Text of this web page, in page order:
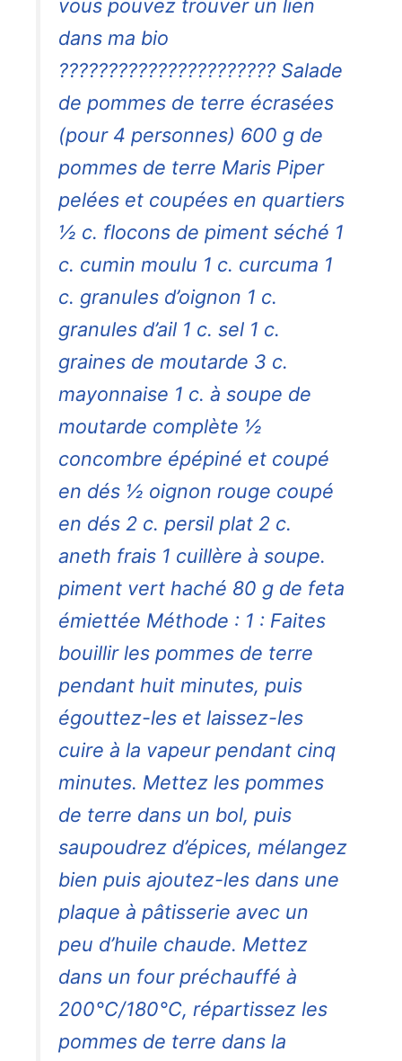
vous pouvez trouver un lien
dans ma bio
?????????????????????? Salade
de pommes de terre écrasées
(pour 4 personnes) 600 g de
pommes de terre Maris Piper
pelées et coupées en quartiers
½ c. flocons de piment séché 1
c. cumin moulu 1 c. curcuma 1
c. granules d’oignon 1 c.
granules d’ail 1 c. sel 1 c.
graines de moutarde 3 c.
mayonnaise 1 c. à soupe de
moutarde complète ½
concombre épépiné et coupé
en dés ½ oignon rouge coupé
en dés 2 c. persil plat 2 c.
aneth frais 1 cuillère à soupe.
piment vert haché 80 g de feta
émiettée Méthode : 1 : Faites
bouillir les pommes de terre
pendant huit minutes, puis
égouttez-les et laissez-les
cuire à la vapeur pendant cinq
minutes. Mettez les pommes
de terre dans un bol, puis
saupoudrez d’épices, mélangez
bien puis ajoutez-les dans une
plaque à pâtisserie avec un
peu d’huile chaude. Mettez
dans un four préchauffé à
200°C/180°C, répartissez les
pommes de terre dans la